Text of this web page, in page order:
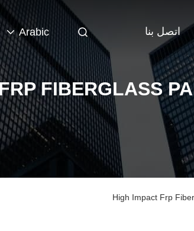
اتصل بنا Arabic
FIBERGLASS
High Impact Frp